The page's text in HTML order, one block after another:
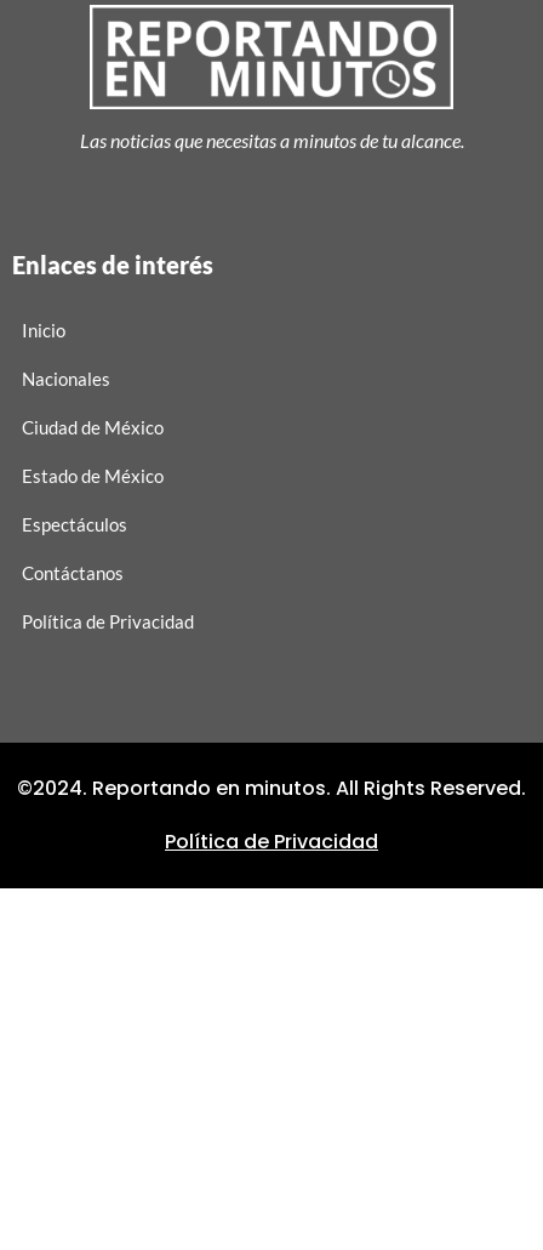
Las noticias que necesitas a minutos de tu alcance.
Enlaces de interés
Inicio
Nacionales
Ciudad de México
Estado de México
Espectáculos
Contáctanos
Política de Privacidad
©2024. Reportando en minutos. All Rights Reserved.
Política de Privacidad